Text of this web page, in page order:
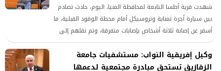
شهدت قرية أطسا التابعة لمحافظة المنيا، اليوم، حادث تصادم
بين سيارة أجرة تمناية وتروسيكل أمام محطة الوقود القبلية، ما
أسفر عن إصابة ثلاثة أشخاص بإصابات متفرقة، وتم نقلهم إلى
مستشفى صدر المنيا لتلقي الرعاية الطبية اللازمة.
وكيل إفريقية النواب: مستشفيات جامعة
الزقازيق تستحق مبادرة مجتمعية لدعمها